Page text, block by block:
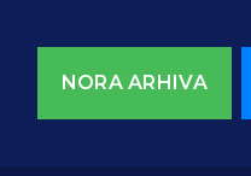
NORA ARHIVA